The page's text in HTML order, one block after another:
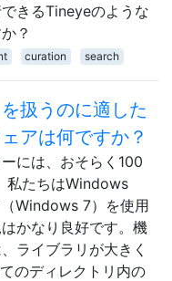
きるTineyeのような
？
curation search
扱うのに適した
アは何ですか？
には、おそらく100
私たちはWindows
Windows 7）を使用
かなり良好です。機
ライブラリが大きく
のディレクトリ内の